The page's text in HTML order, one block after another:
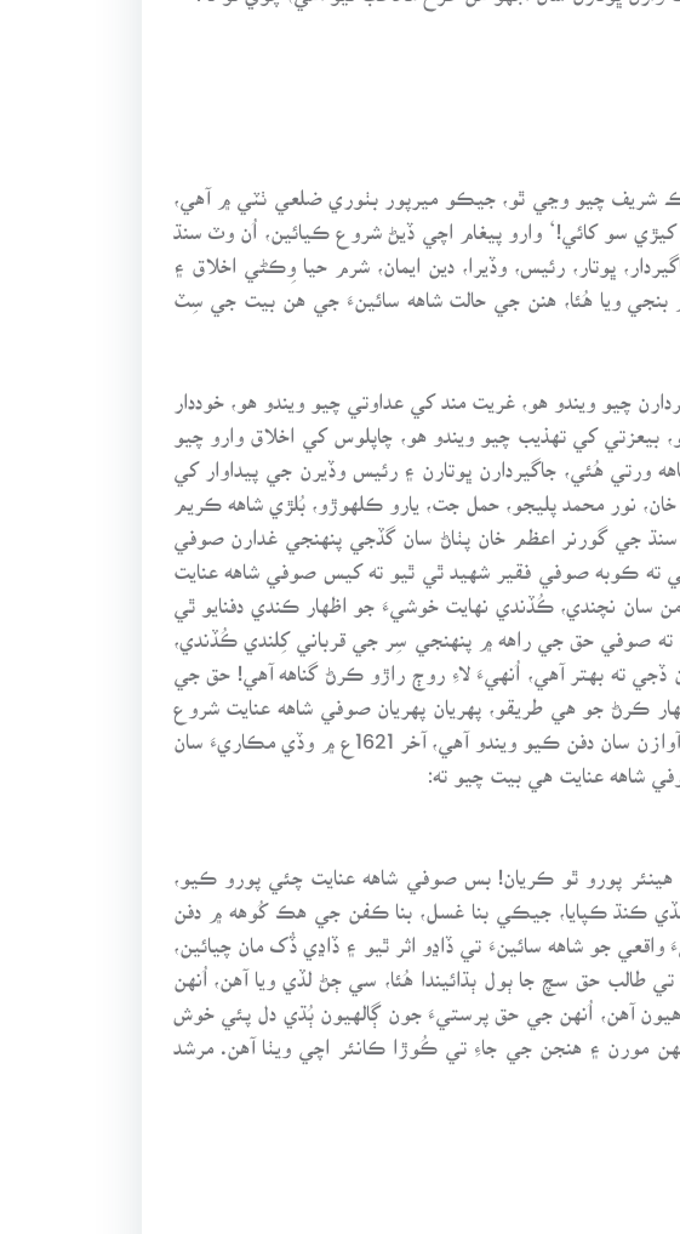
شريف چيو وڃي ٿو، جيڪو ميرپور بٺوري ضلعي ٺٽي ۾ آهي،
کيڙي سو کائي!‘ وارو پيغام اچي ڏيڻ شروع ڪيائين، اُن وٽ سنڌ
ڀوتار، رئيس، وڏيرا، دين ايمان، شرم حيا وِڪڻي اخلاق ۽
بنجي ويا هُئا، هنن جي حالت شاهه سائينءَ جي هن بيت جي سِٽ
چيو ويندو هو، غريت مند کي عداوتي چيو ويندو هو، خوددار
کي تهذيب چيو ويندو هو، چاپلوس کي اخلاق وارو چيو
هُئي، جاگيردارن ڀوتارن ۽ رئيس وڏيرن جي پيداوار کي
نور محمد پليجو، حمل جت، يارو ڪلهوڙو، بُلڙي شاهه ڪريم
سنڌ جي گورنر اعظم خان پٺاڻ سان گڏجي پنهنجي غدارن صوفي
ڪوبه صوفي فقير شهيد ٿي ٿيو ته کيس صوفي شاهه عنايت
نچندي، ڪُڏندي نهايت خوشيءَ جو اظهار ڪندي دفنايو ٿي
ته صوفي حق جي راهه ۾ پنهنجي سِر جي قرباني کِلندي ڪُڏندي،
ڏجي ته بهتر آهي، اُنهيءَ لاءِ روڄ راڙو ڪرڻ گناهه آهي! حق جي
ڪرڻ جو هي طريقو، پهريان پهريان صوفي شاهه عنايت شروع
ڪيو هو، جيڪو اڄ تائين هلندو ٿو اچي، ڪوبه صوفي لاڏاڻو ڪندو آهي ته کيس راڳ ويراڳ، سازن آوازن سان دفن ڪيو ويندو آهي، آخر 1621ع ۾ وڏي مڪاريءَ سان
شاهه عنايت هي بيت چيو ته:
پورو ٿو ڪريان! بس صوفي شاهه عنايت چئي پورو ڪيو،
ڪنڌ ڪپايا، جيڪي بنا غسل، بنا ڪفن جي هڪ کُوهه ۾ دفن
جو شاهه سائينءَ تي ڏاڍو اثر ٿيو ۽ ڏاڍي ڏُک مان چيائين،
طالب حق سچ جا ٻول ٻڌائيندا هُئا، سي ڄڻ لڏي ويا آهن، اُنهن
آهن، اُنهن جي حق پرستيءَ جون ڳالهيون ٻُڌي دل پئي خوش
مورن ۽ هنجن جي جاءِ تي ڪُوڙا ڪانئر اچي ويٺا آهن. مرشد